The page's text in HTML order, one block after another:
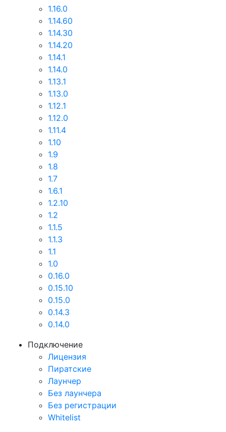
1.16.0
1.14.60
1.14.30
1.14.20
1.14.1
1.14.0
1.13.1
1.13.0
1.12.1
1.12.0
1.11.4
1.10
1.9
1.8
1.7
1.6.1
1.2.10
1.2
1.1.5
1.1.3
1.1
1.0
0.16.0
0.15.10
0.15.0
0.14.3
0.14.0
Подключение
Лицензия
Пиратские
Лаунчер
Без лаунчера
Без регистрации
Whitelist